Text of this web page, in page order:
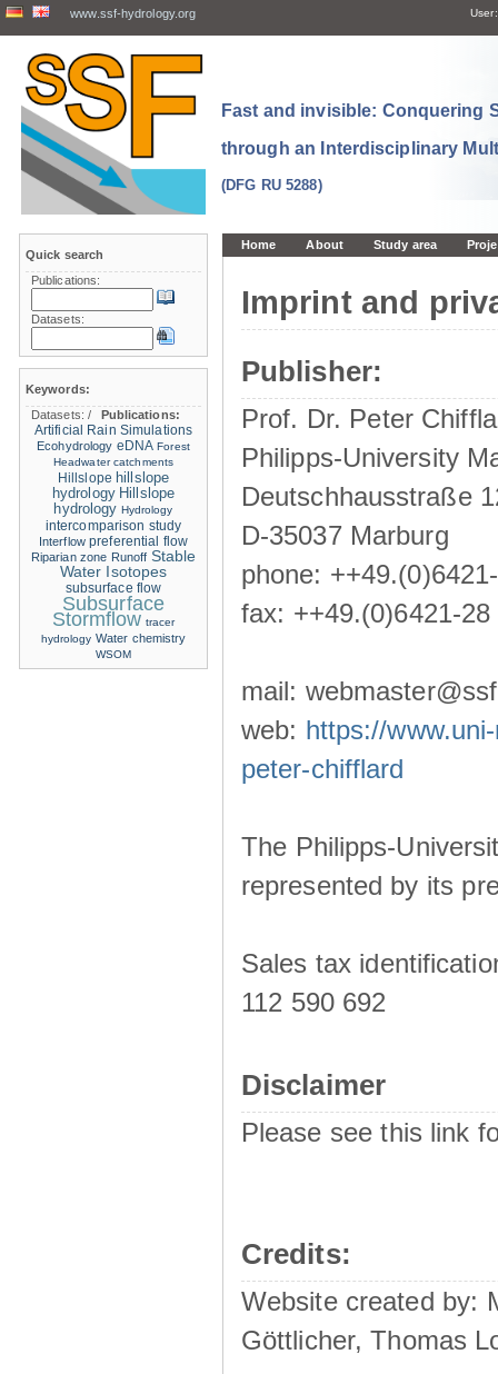
www.ssf-hydrology.org User:
Fast and invisible: Conquering
through an Interdisciplinary
(DFG RU 5288)
Home About Study area
Imprint and
Publisher:
Prof. Dr. Peter
Philipps-University
Deutschhausstraße
D-35037 Marburg
phone:
fax: ++49.(0)6421-28
mail:
web: https://
peter-chifflard
The Philipps-
represented by its
Sales tax
112 590 692
Disclaimer
Please see this link
Credits:
Website created by:
Göttlicher, Thomas
Quick search
Publications:
Datasets:
Keywords:
Datasets:/
Publications:
Artificial Rain Simulations
Ecohydrology eDNA Forest
Headwater catchments
Hillslope hillslope
hydrology Hillslope
hydrology Hydrology
intercomparison study
Interflow preferential flow
Riparian zone Runoff Stable
Water Isotopes
subsurface flow
Subsurface
Stormflow tracer
hydrology Water chemistry
WSOM